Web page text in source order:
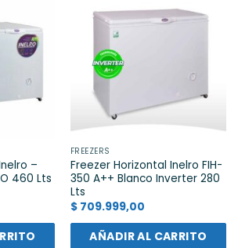
–
460 Lts
FREEZERS
Freezer Horizontal Inelro FIH-
350 A++ Blanco Inverter 280
Lts
$709.999,00
AÑADIR AL CARRITO